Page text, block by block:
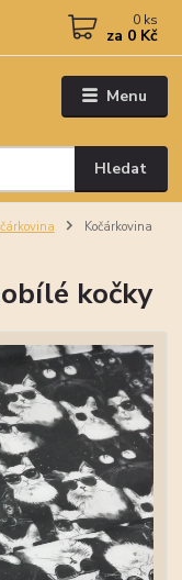
Menu
Hledat
0 ks
za 0 Kč
Kočárkovina
kočky